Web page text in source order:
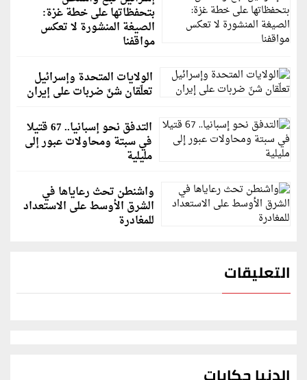
بتحفظاتها على خطة غزة:
الصيغة المنشورة لا تعكس
مواقفنا
الولايات المتحدة وإسرائيل
تعلّقان شنّ ضربات على إيران
التدفق نحو إسبانيا.. 67 قتيلا
في سبتة ومحاولات عبور إلى
مليلية
واشنطن تحث رعاياها في
الشرق الأوسط على الاستعداد
للمغادرة
التعليقات